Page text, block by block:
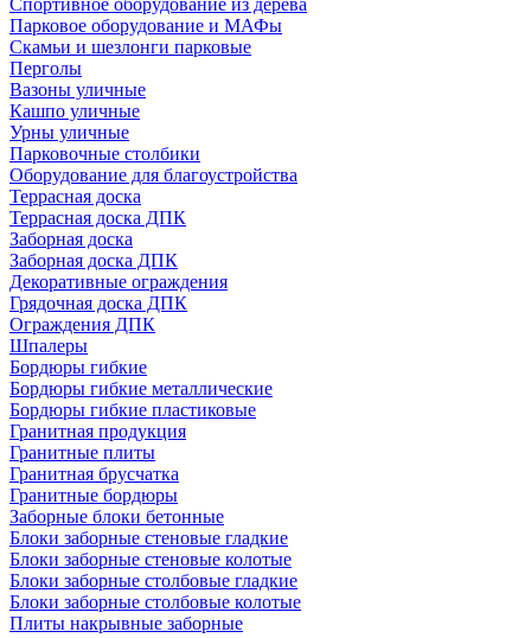
Спортивное оборудование из дерева
Парковое оборудование и МАФы
Скамьи и шезлонги парковые
Перголы
Вазоны уличные
Кашпо уличные
Урны уличные
Парковочные столбики
Оборудование для благоустройства
Террасная доска
Террасная доска ДПК
Заборная доска
Заборная доска ДПК
Декоративные ограждения
Грядочная доска ДПК
Ограждения ДПК
Шпалеры
Бордюры гибкие
Бордюры гибкие металлические
Бордюры гибкие пластиковые
Гранитная продукция
Гранитные плиты
Гранитная брусчатка
Гранитные бордюры
Заборные блоки бетонные
Блоки заборные стеновые гладкие
Блоки заборные стеновые колотые
Блоки заборные столбовые гладкие
Блоки заборные столбовые колотые
Плиты накрывные заборные